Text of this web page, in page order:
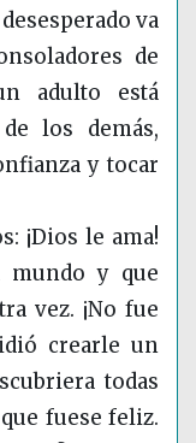
va
de
adulto está
los demás,
y tocar
¡Dios le ama!
mundo y que
vez. ¡No fue
crearle un
todas
fuese feliz.